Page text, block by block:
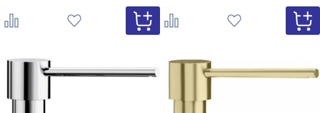
Lato черный матовый 525789